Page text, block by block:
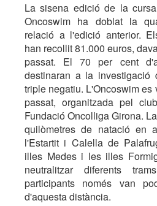
La sisena edició de la
Oncoswim ha doblat la
relació a l'edició anterior.
han recollit 81.000 euros,
passat. El 70 per cent
destinaran a la investigació
triple negatiu. L'Oncoswim es
passat, organitzada pel
Fundació Oncolliga Girona.
quilòmetres de natació en
l'Estartit i Calella de
illes Medes i les illes
neutralitzar diferents
participants només van
d'aquesta distància.